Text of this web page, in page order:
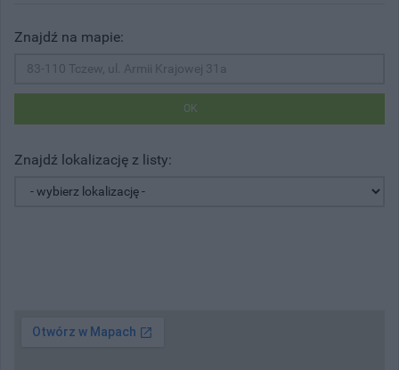
Znajdź na mapie:
OK
Znajdź lokalizację z listy: